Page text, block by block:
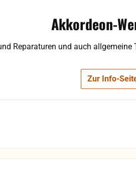
Akkordeon-
Reparaturen und auch
Zur Info-